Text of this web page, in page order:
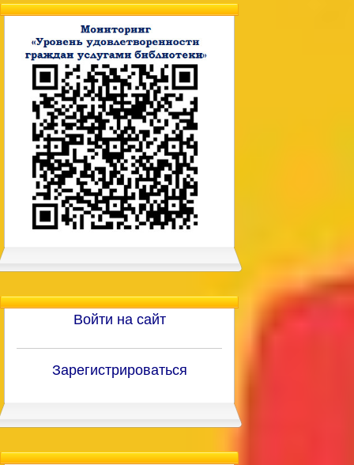
Войти на сайт
Зарегистрироваться